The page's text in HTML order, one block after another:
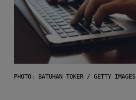
PHOTO: BATUHAN TOKER / GETTY IMAGES